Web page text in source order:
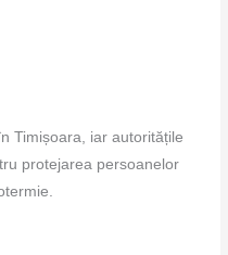
Timișoara, iar autoritățile
protejarea persoanelor